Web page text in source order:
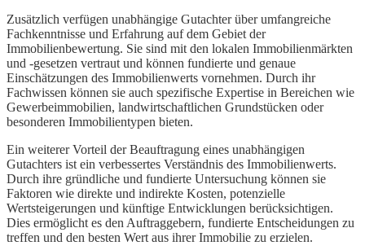
Zusätzlich verfügen unabhängige Gutachter über umfangreiche
Fachkenntnisse und Erfahrung auf dem Gebiet der
Immobilienbewertung. Sie sind mit den lokalen Immobilienmärkten
und -gesetzen vertraut und können fundierte und genaue
Einschätzungen des Immobilienwerts vornehmen. Durch ihr
Fachwissen können sie auch spezifische Expertise in Bereichen wie
Gewerbeimmobilien, landwirtschaftlichen Grundstücken oder
besonderen Immobilientypen bieten.
Ein weiterer Vorteil der Beauftragung eines unabhängigen
Gutachters ist ein verbessertes Verständnis des Immobilienwerts.
Durch ihre gründliche und fundierte Untersuchung können sie
Faktoren wie direkte und indirekte Kosten, potenzielle
Wertsteigerungen und künftige Entwicklungen berücksichtigen.
Dies ermöglicht es den Auftraggebern, fundierte Entscheidungen zu
treffen und den besten Wert aus ihrer Immobilie zu erzielen.